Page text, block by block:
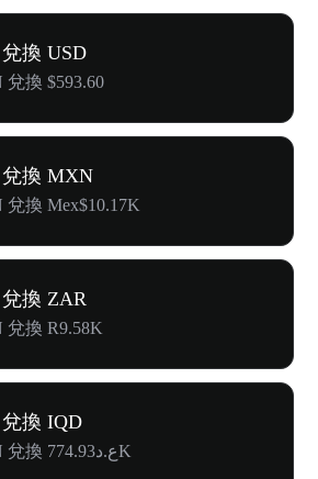
換 USD
兌換 $593.60
換 MXN
兌換 Mex$10.17K
換 ZAR
兌換 R9.58K
換 IQD
1 LMTON 兌換 ع.د774.93K